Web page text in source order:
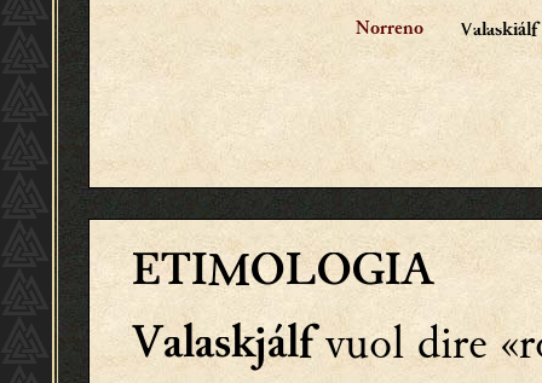
Norreno
ETIMOLOGIA
Valaskjálfvuol dire